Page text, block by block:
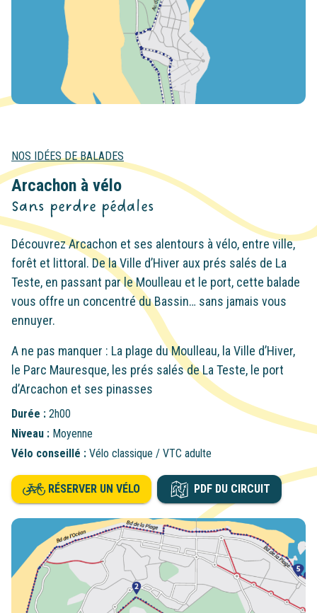
NOS IDÉES DE BALADES
Arcachon à vélo
Sans perdre pédales
Découvrez Arcachon et ses alentours à vélo, entre ville,
forêt et littoral. De la Ville d’Hiver aux prés salés de La
Teste, en passant par le Moulleau et le port, cette balade
vous offre un concentré du Bassin… sans jamais vous
ennuyer.
A ne pas manquer : La plage du Moulleau, la Ville d’Hiver,
le Parc Mauresque, les prés salés de La Teste, le port
d’Arcachon et ses pinasses
Durée : 2h00
Niveau : Moyenne
Vélo conseillé : Vélo classique / VTC adulte
RÉSERVER UN VÉLO PDF DU CIRCUIT